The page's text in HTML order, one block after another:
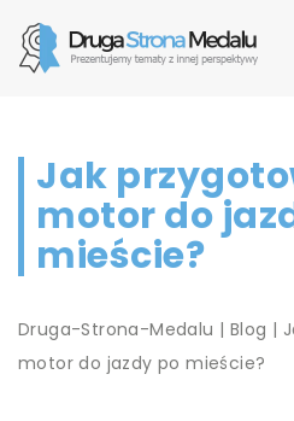
Jak
motor do
mieście?
Druga-Strona-Medalu | Blog |
motor do jazdy po mieście?